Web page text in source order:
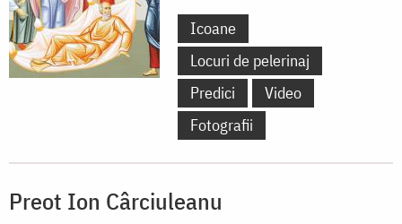
Icoane
Locuri de pelerinaj
Predici
Video
Fotografii
Preot Ion Cârciuleanu